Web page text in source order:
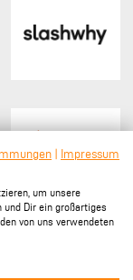
Impressum
um unsere
und Dir ein großartiges
von uns verwendeten